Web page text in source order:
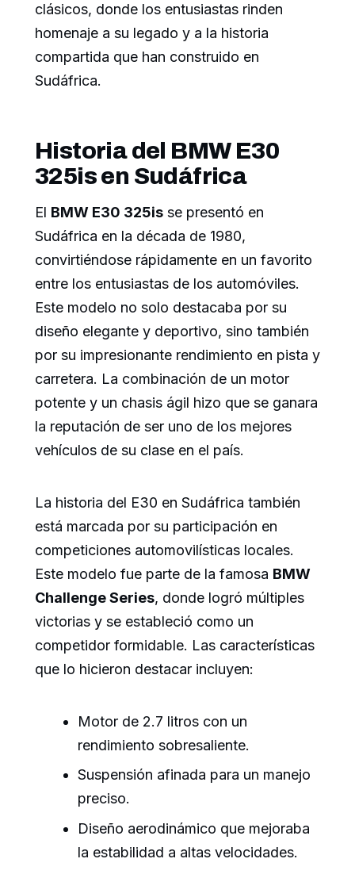
clásicos, donde los entusiastas rinden
homenaje a su legado y a la historia
compartida que han construido en
Sudáfrica.
Historia del BMW E30
325is en Sudáfrica
El BMW E30 325is se presentó en
Sudáfrica en la década de 1980,
convirtiéndose rápidamente en un favorito
entre los entusiastas de los automóviles.
Este modelo no solo destacaba por su
diseño elegante y deportivo, sino también
por su impresionante rendimiento en pista y
carretera. La combinación de un motor
potente y un chasis ágil hizo que se ganara
la reputación de ser uno de los mejores
vehículos de su clase en el país.
La historia del E30 en Sudáfrica también
está marcada por su participación en
competiciones automovilísticas locales.
Este modelo fue parte de la famosa BMW
Challenge Series, donde logró múltiples
victorias y se estableció como un
competidor formidable. Las características
que lo hicieron destacar incluyen:
Motor de 2.7 litros con un
rendimiento sobresaliente.
Suspensión afinada para un manejo
preciso.
Diseño aerodinámico que mejoraba
la estabilidad a altas velocidades.